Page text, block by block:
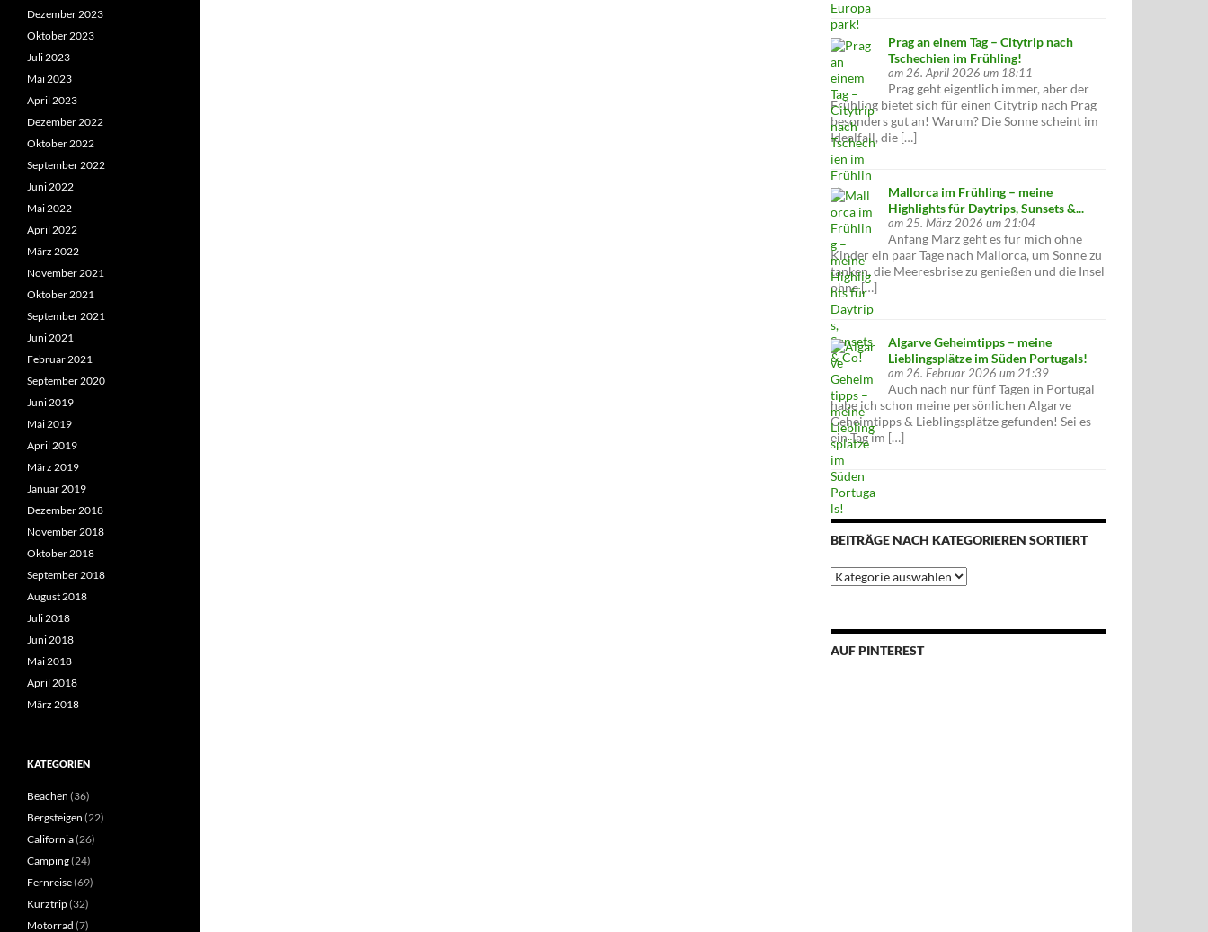
Prag an einem Tag – Citytrip nach
Tschechien im Frühling!
am 26. April 2026 um 18:11
Prag geht eigentlich immer, aber der
Frühling bietet sich für einen Citytrip nach Prag
besonders gut an! Warum? Die Sonne scheint im
Idealfall, die […]
Mallorca im Frühling – meine
Highlights für Daytrips, Sunsets &...
am 25. März 2026 um 21:04
Anfang März geht es für mich ohne
Kinder ein paar Tage nach Mallorca, um Sonne zu
tanken, die Meeresbrise zu genießen und die Insel
ohne […]
Algarve Geheimtipps – meine
Lieblingsplätze im Süden Portugals!
am 26. Februar 2026 um 21:39
Auch nach nur fünf Tagen in Portugal
habe ich schon meine persönlichen Algarve
Geheimtipps & Lieblingsplätze gefunden! Sei es
ein Tag im […]
BEITRÄGE NACH KATEGORIEREN SORTIERT
Beiträge
nach
AUF PINTEREST
Dezember 2023
Oktober 2023
Juli 2023
Mai 2023
April 2023
Dezember 2022
Oktober 2022
September 2022
Juni 2022
Mai 2022
April 2022
März 2022
November 2021
Oktober 2021
September 2021
Juni 2021
Februar 2021
September 2020
Juni 2019
Mai 2019
April 2019
März 2019
Januar 2019
Dezember 2018
November 2018
Oktober 2018
September 2018
August 2018
Juli 2018
Juni 2018
Mai 2018
April 2018
März 2018
KATEGORIEN
Beachen (36)
Bergsteigen (22)
California(26)
Camping(24)
Fernreise(69)
Kurztrip(32)
Motorrad (7)